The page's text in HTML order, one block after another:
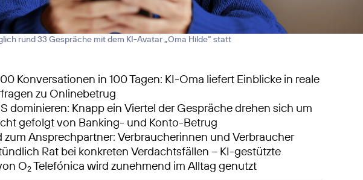
rund 33 Gespräche mit dem KI-Avatar „Oma Hilde“ statt
Konversationen in 100 Tagen: KI-Oma liefert Einblicke in reale
zu Onlinebetrug
dominieren: Knapp ein Viertel der Gespräche drehen sich um
gefolgt von Banking- und Konto-Betrug
zum Ansprechpartner: Verbraucherinnen und Verbraucher
Rat bei konkreten Verdachtsfällen – KI-gestützte
O2Telefónica wird zunehmend im Alltag genutzt